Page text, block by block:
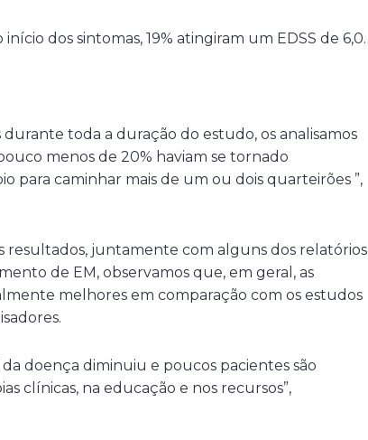
dos sintomas, 19% atingiram um EDSS de 6,0.
toda a duração do estudo, os analisamos
menos de 20% haviam se tornado
para caminhar mais de um ou dois quarteirões ”,
resultados, juntamente com alguns dos relatórios
de EM, observamos que, em geral, as
melhores em comparação com os estudos
doença diminuiu e poucos pacientes são
clínicas, na educação e nos recursos”,